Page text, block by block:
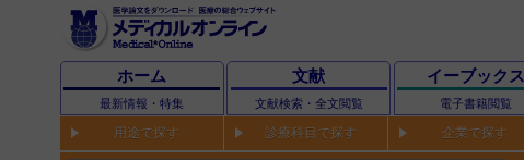
ホーム
最新情報・特集
文献
文献検索・全文閲覧
イーブックス
電子書籍閲覧
用途で探す 診療科目で探す 企業で探す